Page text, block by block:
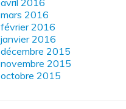
mars 2016
février 2016
janvier 2016
décembre 2015
novembre 2015
octobre 2015